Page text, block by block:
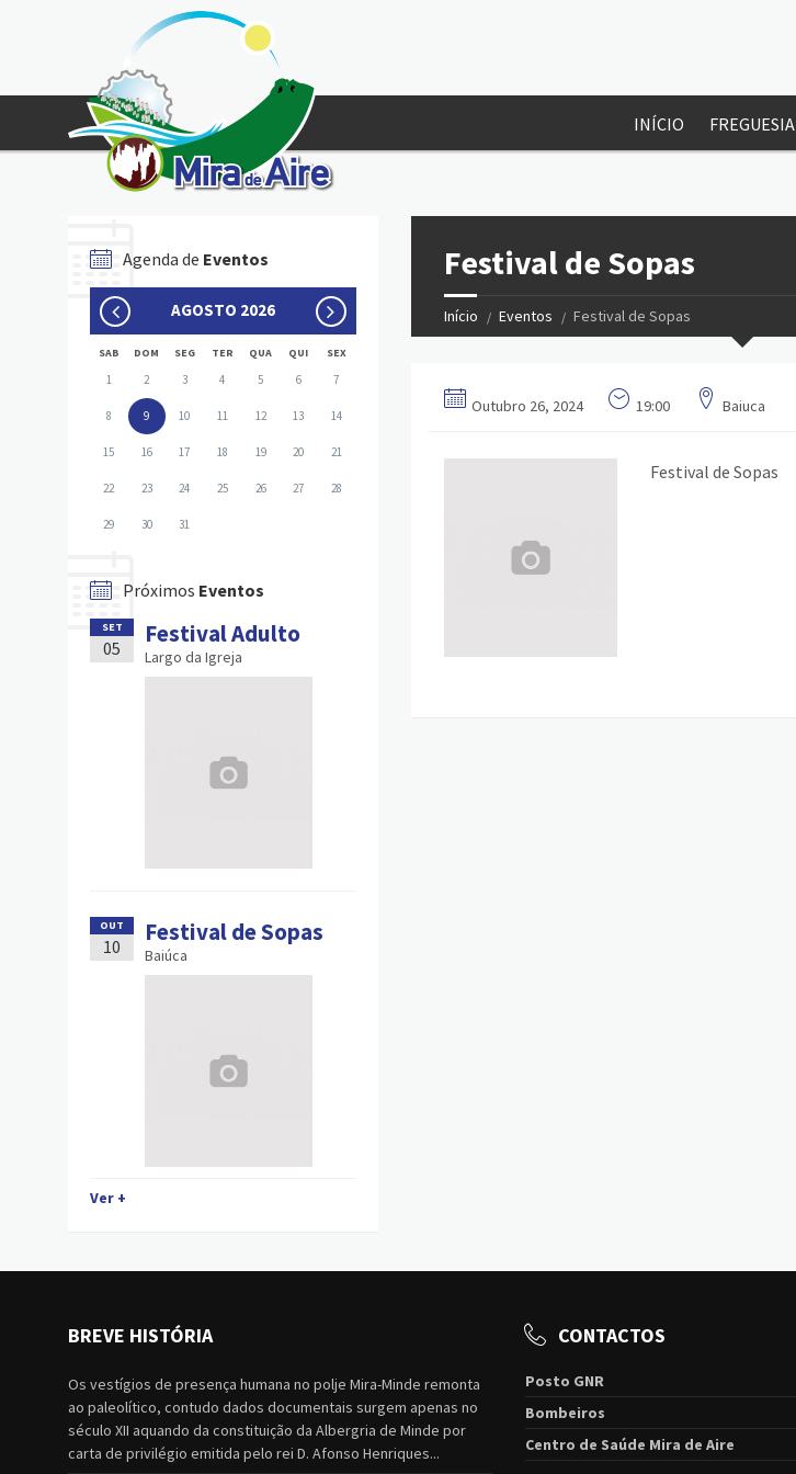
INÍCIO FREGUESIA
Festival de Sopas
Início Eventos Festival de Sopas
Outubro 26, 2024 19:00 Baiuca
Festival de Sopas
Agenda de Eventos
AGOSTO 2026
SAB DOM SEG TER QUA QUI SEX
1 2 3 4 5 6 7
8 9 10 11 12 13 14
15 16 17 18 19 20 21
22 23 24 25 26 27 28
29 30 31
Próximos Eventos
SET
05 Festival Adulto
Largo da Igreja
OUT
10 Festival de Sopas
Baiúca
Ver +
BREVE HISTÓRIA
Os vestígios de presença humana no polje Mira-Minde remonta
ao paleolítico, contudo dados documentais surgem apenas no
século XII aquando da constituição da Albergria de Minde por
carta de privilégio emitida pelo rei D. Afonso Henriques...
CONTACTOS
Posto GNR
Bombeiros
Centro de Saúde Mira de Aire